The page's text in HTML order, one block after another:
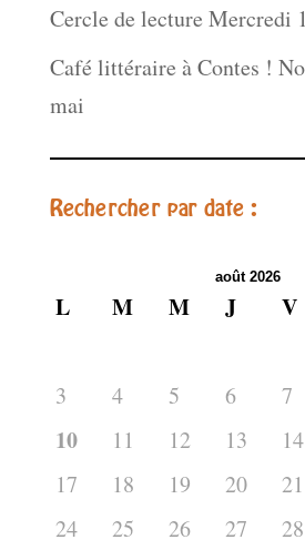
Cercle de lecture Mercredi
Café littéraire à Contes !
mai
Rechercher par date :
août 2026
L M M J V
3
4 5 6 7
10 11 12 13 14
17
18 19 20 21
24
25 26 27 28